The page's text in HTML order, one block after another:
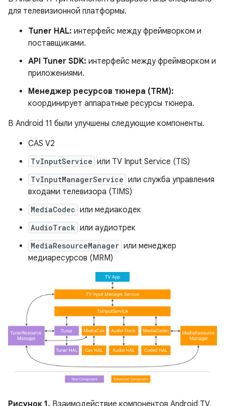
для телевизионной платформы.
Tuner HAL: интерфейс между фреймворком и
поставщиками.
API Tuner SDK: интерфейс между фреймворком и
приложениями.
Менеджер ресурсов тюнера (TRM):
координирует аппаратные ресурсы тюнера.
В Android 11 были улучшены следующие компоненты.
CAS V2
TvInputService или TV Input Service (TIS)
TvInputManagerService или служба управления
входами телевизора (TIMS)
MediaCodec или медиакодек
AudioTrack или аудиотрек
MediaResourceManager или менеджер
медиаресурсов (MRM)